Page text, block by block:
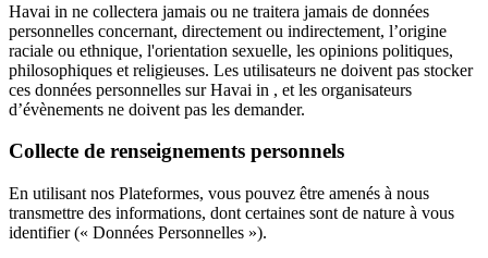
Havai in ne collectera jamais ou ne traitera jamais de données
personnelles concernant, directement ou indirectement, l’origine
raciale ou ethnique, l'orientation sexuelle, les opinions politiques,
philosophiques et religieuses. Les utilisateurs ne doivent pas stocker
ces données personnelles sur Havai in , et les organisateurs
d’évènements ne doivent pas les demander.
Collecte de renseignements personnels
En utilisant nos Plateformes, vous pouvez être amenés à nous
transmettre des informations, dont certaines sont de nature à vous
identifier (« Données Personnelles »).